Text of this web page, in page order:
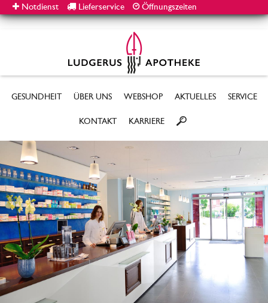
Notdienst Lieferservice Öffnungszeiten
GESUNDHEIT ÜBER UNS WEBSHOP AKTUELLES SERVICE
KONTAKT KARRIERE